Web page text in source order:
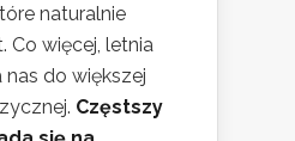
naturalnie
Co więcej, letnia
nas do większej
Częstszy